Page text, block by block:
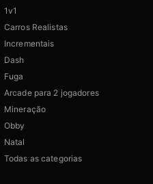
1v1
Carros Realistas
Incrementais
Dash
Fuga
Arcade para 2 jogadores
Mineração
Obby
Natal
Todas as categorias